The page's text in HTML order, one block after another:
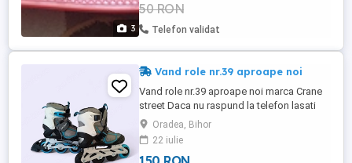
3
50 RON
Telefon validat
Vand role nr.39 aproape noi
Vand role nr.39 aproape noi marca Crane
street Daca nu raspund la telefon lasati
mesaj !!!
Oradea, Bihor
22 iulie